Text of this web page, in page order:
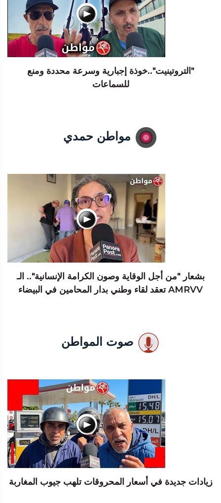
"التروتينيت"..خوذة إجبارية وسرعة محددة ومنع
للسماعات
مواطن حمدي
بشعار "من أجل الوقاية وصون الكرامة الإنسانية".. الـ
AMRVV تعقد لقاء وطني بدار المحامين في البيضاء
صوت المواطن
زيادات جديدة في أسعار المحروقات تلهب جيوب المغاربة